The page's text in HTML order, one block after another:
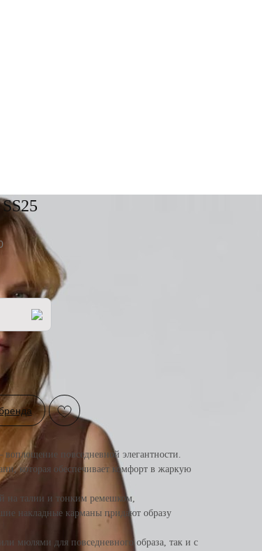
повседневной элегантности.
которая обеспечивает комфорт в жаркую
на талии и тонким ремешком,
накладные карманы придают образу
мюлями для повседневного образа, так и с